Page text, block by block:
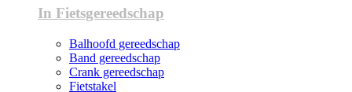
In Fietsgereedschap
Balhoofd gereedschap
Band gereedschap
Crank gereedschap
Fietstakel